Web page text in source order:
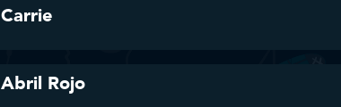
Carrie
Abril Rojo